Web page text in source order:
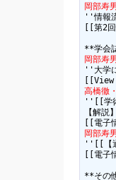
岡部寿
''情報
[[第2
岡部寿
''大学
高橋徹
''[[学
【解説
岡部寿
''[[【
[[電